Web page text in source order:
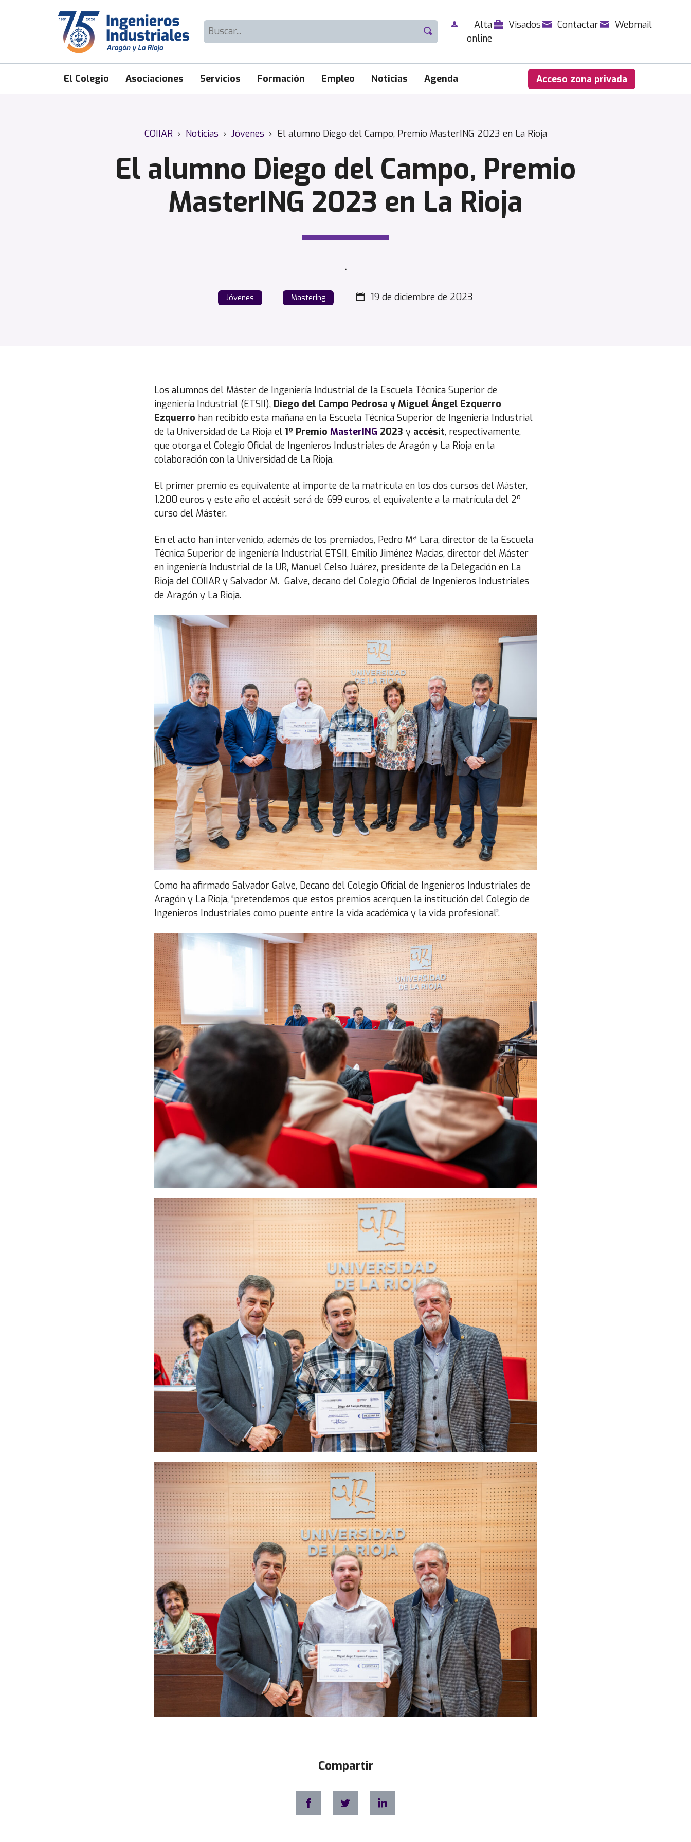
Buscar:
Alta
online
Visados Contactar Webmail
El Colegio Asociaciones Servicios Formación Empleo Noticias Agenda Acceso zona privada
COIIAR › Noticias › Jóvenes › El alumno Diego del Campo, Premio MasterING 2023 en La Rioja
El alumno Diego del Campo, Premio
MasterING 2023 en La Rioja
.
Jóvenes Mastering 19 de diciembre de 2023
Los alumnos del Máster de Ingeniería Industrial de la Escuela Técnica Superior de
ingeniería Industrial (ETSII), Diego del Campo Pedrosa y Miguel Ángel Ezquerro
Ezquerro han recibido esta mañana en la Escuela Técnica Superior de Ingeniería Industrial
de la Universidad de La Rioja el 1º Premio MasterING 2023 y accésit, respectivamente,
que otorga el Colegio Oficial de Ingenieros Industriales de Aragón y La Rioja en la
colaboración con la Universidad de La Rioja.
El primer premio es equivalente al importe de la matrícula en los dos cursos del Máster,
1.200 euros y este año el accésit será de 699 euros, el equivalente a la matrícula del 2º
curso del Máster.
En el acto han intervenido, además de los premiados, Pedro Mª Lara, director de la Escuela
Técnica Superior de ingeniería Industrial ETSII, Emilio Jiménez Macias, director del Máster
en ingeniería Industrial de la UR, Manuel Celso Juárez, presidente de la Delegación en La
Rioja del COIIAR y Salvador M. Galve, decano del Colegio Oficial de Ingenieros Industriales
de Aragón y La Rioja.
Como ha afirmado Salvador Galve, Decano del Colegio Oficial de Ingenieros Industriales de
Aragón y La Rioja, “pretendemos que estos premios acerquen la institución del Colegio de
Ingenieros Industriales como puente entre la vida académica y la vida profesional”.
Compartir